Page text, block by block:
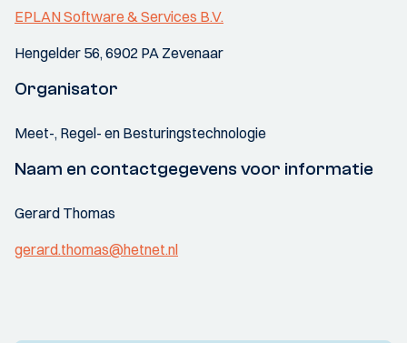
EPLAN Software & Services B.V.
Hengelder 56, 6902 PA Zevenaar
Organisator
Meet-, Regel- en Besturingstechnologie
Naam en contactgegevens voor informatie
Gerard Thomas
gerard.thomas@hetnet.nl